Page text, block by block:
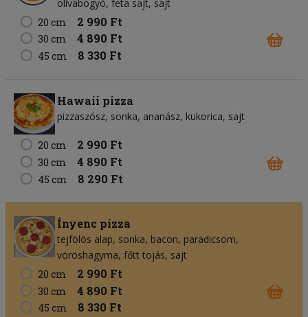
olívabogyó feta sajt sajt
20 cm
2 990 Ft
30 cm 4 890 Ft
45 cm 8 330 Ft
Hawaii pizza
pizzaszósz sonka ananász kukorica sajt
20 cm 2 990 Ft
30 cm 4 890 Ft
45 cm 8 290 Ft
Ínyenc pizza
tejfölös alap sonka bacon paradicsom
vöröshagyma főtt tojás sajt
20 cm
2 990 Ft
30 cm 4 890 Ft
45 cm 8 330 Ft